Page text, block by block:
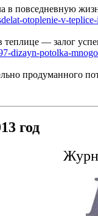
повседневную
теплице — залог
продуманного
год